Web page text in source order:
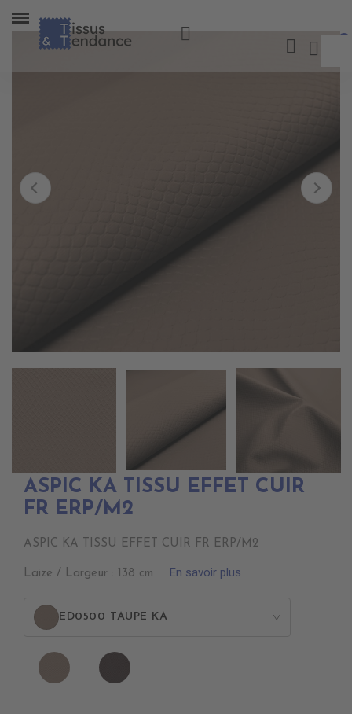
ASPIC KA TISSU EFFET CUIR
FR ERP/M2
ASPIC KA TISSU EFFET CUIR FR ERP/M2
Laize / Largeur : 138 cm En savoir plus
ED0500 TAUPE KA >
ED0500
TAUPE
VIENNOIS